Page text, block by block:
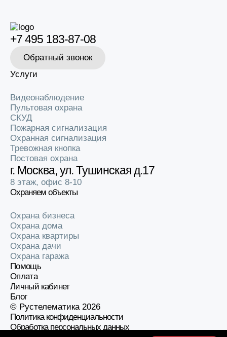
+7 495 183-87-08
Обратный звонок
Услуги
Видеонаблюдение
Пультовая охрана
СКУД
Пожарная сигнализация
Охранная сигнализация
Тревожная кнопка
Постовая охрана
г. Москва, ул. Тушинская д.17
8 этаж, офис 8-10
Охраняем объекты
Охрана бизнеса
Охрана дома
Охрана квартиры
Охрана дачи
Охрана гаража
Помощь
Оплата
Личный кабинет
Блог
© Рустелематика 2026
Политика конфиденциальности
Обработка персональных данных